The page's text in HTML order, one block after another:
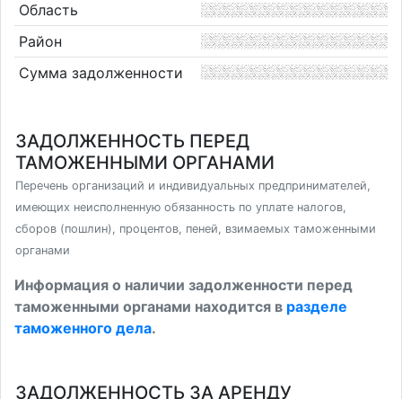
Область
Район
Сумма задолженности
ЗАДОЛЖЕННОСТЬ ПЕРЕД
ТАМОЖЕННЫМИ ОРГАНАМИ
Перечень организаций и индивидуальных предпринимателей,
имеющих неисполненную обязанность по уплате налогов,
сборов (пошлин), процентов, пеней, взимаемых таможенными
органами
Информация о наличии задолженности перед
таможенными органами находится в разделе
таможенного дела.
ЗАДОЛЖЕННОСТЬ ЗА АРЕНДУ